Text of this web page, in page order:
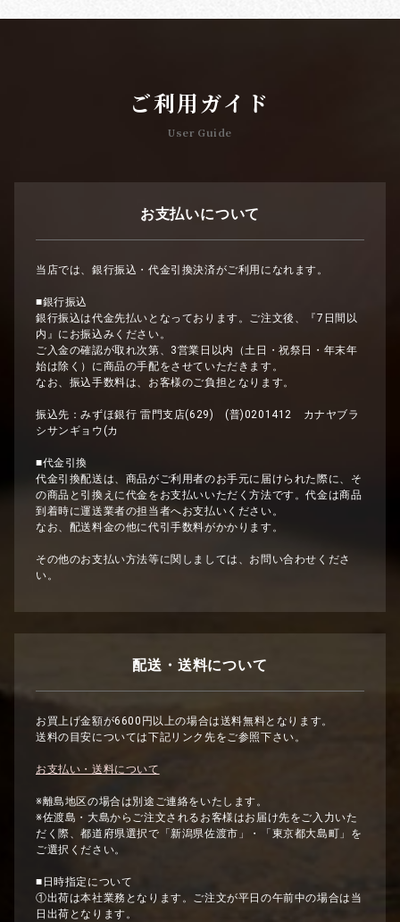
ご利用ガイド
User Guide
お支払いについて
当店では、銀行振込・代金引換決済がご利用になれます。
■銀行振込
銀行振込は代金先払いとなっております。ご注文後、『7日間以
内』にお振込みください。
ご入金の確認が取れ次第、3営業日以内（土日・祝祭日・年末年
始は除く）に商品の手配をさせていただきます。
なお、振込手数料は、お客様のご負担となります。
振込先：みずほ銀行 雷門支店(629) (普)0201412 カナヤブラ
シサンギョウ(カ
■代金引換
代金引換配送は、商品がご利用者のお手元に届けられた際に、そ
の商品と引換えに代金をお支払いいただく方法です。代金は商品
到着時に運送業者の担当者へお支払いください。
なお、配送料金の他に代引手数料がかかります。
その他のお支払い方法等に関しましては、お問い合わせくださ
い。
配送・送料について
お買上げ金額が6600円以上の場合は送料無料となります。
送料の目安については下記リンク先をご参照下さい。
お支払い・送料について
※離島地区の場合は別途ご連絡をいたします。
※佐渡島・大島からご注文されるお客様はお届け先をご入力いた
だく際、都道府県選択で「新潟県佐渡市」・「東京都大島町」を
ご選択ください。
■日時指定について
①出荷は本社業務となります。ご注文が平日の午前中の場合は当
日出荷となります。